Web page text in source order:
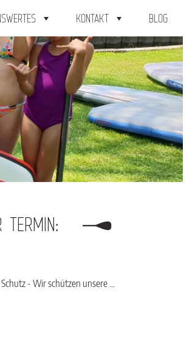
BLOG
KONTAKT
- Wir schützen unsere ...